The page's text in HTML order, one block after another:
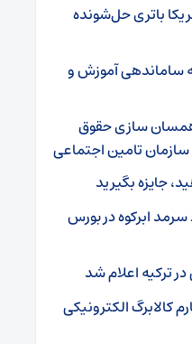
باتری حل‌شونده
ساماندهی آموزش و
همسان سازی حقوق
تامین اجتماعی
جایزه بگیرید
ابرکوه در بورس
ترکیه اعلام شد
کالابرگ الکترونیکی